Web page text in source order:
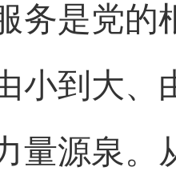
务是党的
小到大、
量源泉。